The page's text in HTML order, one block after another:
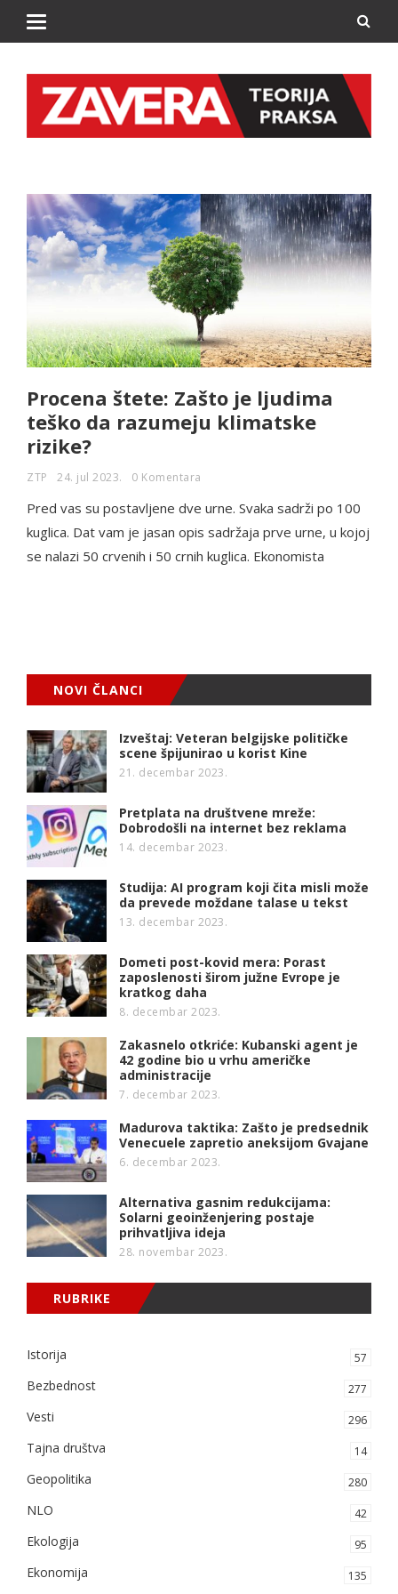
Procena štete: Zašto je ljudima
teško da razumeju klimatske
rizike?
ZTP 24. jul 2023. 0 Komentara
Pred vas su postavljene dve urne. Svaka sadrži po 100
kuglica. Dat vam je jasan opis sadržaja prve urne, u kojoj
se nalazi 50 crvenih i 50 crnih kuglica. Ekonomista
NOVI ČLANCI
Izveštaj: Veteran belgijske političke
scene špijunirao u korist Kine
21. decembar 2023.
Pretplata na društvene mreže:
Dobrodošli na internet bez reklama
14. decembar 2023.
Studija: AI program koji čita misli može
da prevede moždane talase u tekst
13. decembar 2023.
Dometi post-kovid mera: Porast
zaposlenosti širom južne Evrope je
kratkog daha
8. decembar 2023.
Zakasnelo otkriće: Kubanski agent je
42 godine bio u vrhu američke
administracije
7. decembar 2023.
Madurova taktika: Zašto je predsednik
Venecuele zapretio aneksijom Gvajane
6. decembar 2023.
Alternativa gasnim redukcijama:
Solarni geoinženjering postaje
prihvatljiva ideja
28. novembar 2023.
RUBRIKE
Istorija 57
Bezbednost 277
Vesti 296
Tajna društva 14
Geopolitika 280
NLO 42
Ekologija 95
Ekonomija 135